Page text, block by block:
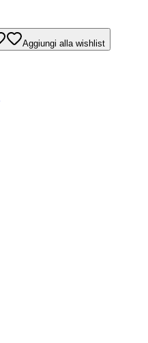
Aggiungi alla wishlist